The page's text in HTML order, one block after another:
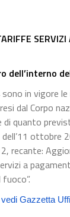
dell’interno
in vigore
dal Corpo
di quanto
dell’11 ottobre
recante:
a
vedi Gazzetta